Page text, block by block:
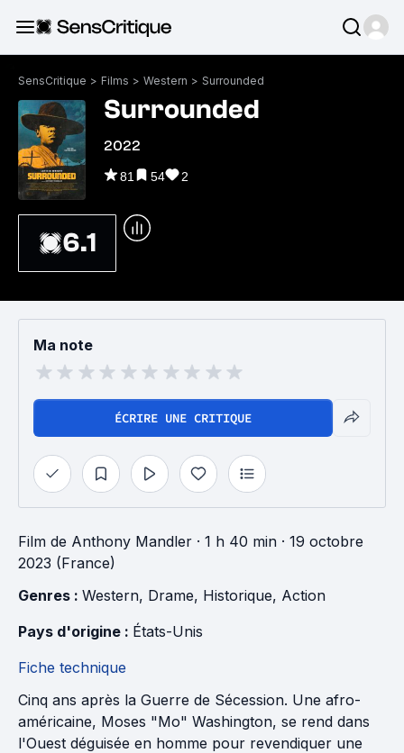
SensCritique > Films > Western > Surrounded
Surrounded
2022
81 54 2
6.1
Ma note
ÉCRIRE UNE CRITIQUE
Film de Anthony Mandler · 1 h 40 min · 19 octobre
2023 (France)
Genres : Western, Drame, Historique, Action
Pays d'origine : États-Unis
Fiche technique
Cinq ans après la Guerre de Sécession. Une afro-
américaine, Moses "Mo" Washington, se rend dans
l'Ouest déguisée en homme pour revendiquer une